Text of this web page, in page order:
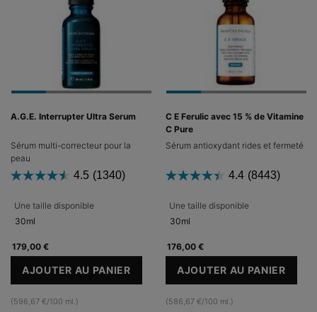
A.G.E. Interrupter Ultra Serum
Sérum multi-correcteur pour la
peau
4.5 (1340)
Une taille disponible
30ml
179,00 €
AJOUTER AU PANIER
A.G.E. INTERRUPTER ULTRA SERUM
(596,67 €/100 ml.)
C E Ferulic avec 15 % de Vitamine
C Pure
Sérum antioxydant rides et fermeté
4.4 (8443)
Une taille disponible
30ml
176,00 €
AJOUTER AU PANIER
C E FERULIC
(586,67 €/100 ml.)